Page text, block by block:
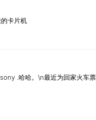
卡片机
.哈哈。\n最近为回家火车